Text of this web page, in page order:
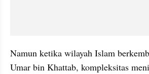
Namun ketika wilayah Islam
Umar bin Khattab, kompleksitas